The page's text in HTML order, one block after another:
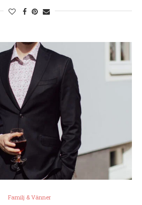
Familj & Vänner